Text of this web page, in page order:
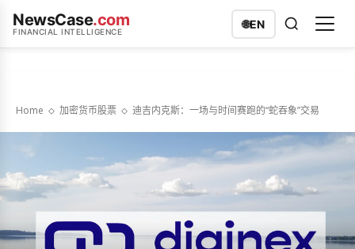
NewsCase.com
FINANCIAL INTELLIGENCE
🌐EN
Home 加密货币股票 迪吉内克斯：一场与时间赛跑的“蛇吞象”交易